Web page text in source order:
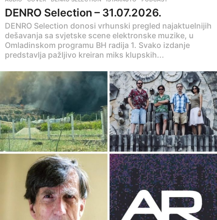
DENRO Selection – 31.07.2026.
DENRO Selection donosi vrhunski pregled najaktuelnijih
dešavanja sa svjetske scene elektronske muzike, u
Omladinskom programu BH radija 1. Svako izdanje
predstavlja pažljivo kreiran miks klupskih...